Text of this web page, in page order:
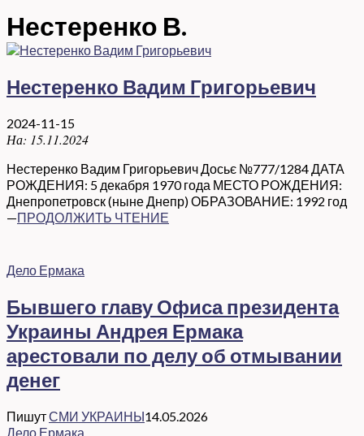
Нестеренко В.
Нестеренко Вадим Григорьевич
2024-11-15
На: 15.11.2024
Нестеренко Вадим Григорьевич Досьє №777/1284 ДАТА
РОЖДЕНИЯ: 5 декабря 1970 года МЕСТО РОЖДЕНИЯ:
Днепропетровск (ныне Днепр) ОБРАЗОВАНИЕ: 1992 год
—ПРОДОЛЖИТЬ ЧТЕНИЕ
Дело Ермака
Бывшего главу Офиса президента
Украины Андрея Ермака
арестовали по делу об отмывании
денег
ПишутСМИ УКРАИНЫ14.05.2026
Дело Ермака